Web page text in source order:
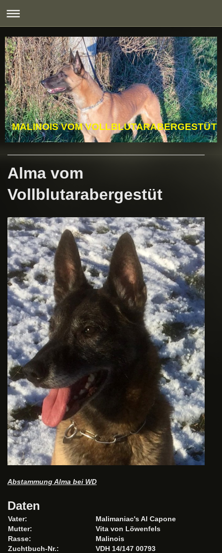
MALINOIS VOM VOLLBLUTARABERGESTÜT
Alma vom
Vollblutarabergestüt
Abstammung Alma bei WD
Daten
Vater:
Malimaniac's Al Capone
Mutter:
Vita von Löwenfels
Rasse:
Malinois
Zuchtbuch-Nr.:
VDH 14/147 00793